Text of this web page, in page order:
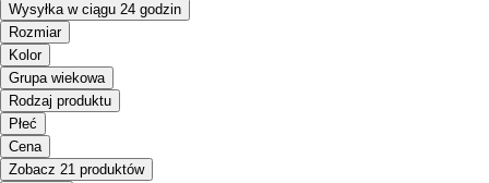
Wysyłka w ciągu 24 godzin
Rozmiar
Kolor
Grupa wiekowa
Rodzaj produktu
Płeć
Cena
Zobacz 21 produktów